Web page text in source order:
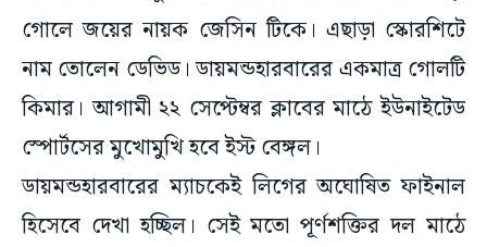
গোলে জয়ের নায়ক জেসিন টিকে। এছাড়া স্কোরশিটে
নাম তোলেন ডেভিড। ডায়মন্ডহারবারের একমাত্র গোলটি
কিমার। আগামী ২২ সেপ্টেম্বর ক্লাবের মাঠে ইউনাইটেড
স্পোর্টসের মুখোমুখি হবে ইস্ট বেঙ্গল।
ডায়মন্ডহারবারের ম্যাচকেই লিগের অঘোষিত ফাইনাল
হিসেবে দেখা হচ্ছিল। সেই মতো পূর্ণশক্তির দল মাঠে